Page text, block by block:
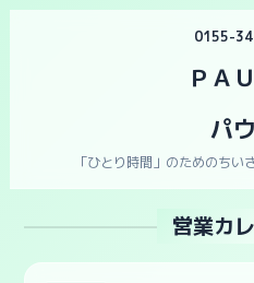
0155-
ＰＡ
パ
「ひとり時間」のためのち
営業カ